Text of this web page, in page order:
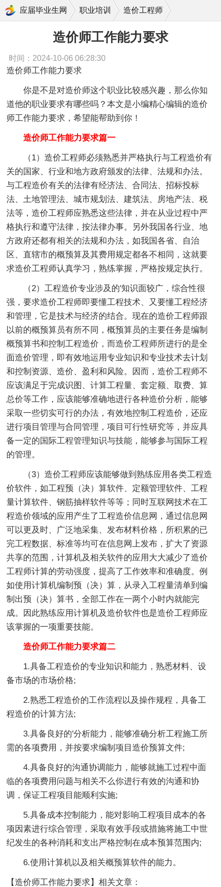
应届毕业生网 职业培训 造价工程师
造价师工作能力要求
时间：2024-10-06 06:28:30
造价师工作能力要求
你是不是对造价师这个职业比较感兴趣，那么你知
道他的职业要求有哪些吗？本文是小编精心编辑的造价
师工作能力要求，希望能帮助到你！
造价师工作能力要求篇一
（1）造价工程师必须熟悉并严格执行与工程造价有
关的国家、行业和地方政府颁发的法律、法规和办法。
与工程造价有关的法律有经济法、合同法、招标投标
法、土地管理法、城市规划法、建筑法、房地产法、税
法等，造价工程师应熟悉这些法律，并在从业过程中严
格执行和遵守法律，按法律办事。另外我国各行业、地
方政府还都有相关的法规和办法，如我国各省、自治
区、直辖市的概预算及其费用规定都各不相同，这就要
求造价工程师认真学习，熟练掌握，严格按规定执行。
（2）工程造价专业涉及的'知识面较广，综合性很
强，要求造价工程师即要懂工程技术、又要懂工程经济
和管理，它是技术与经济的结合。现在的造价工程师跟
以前的概预算员有所不同，概预算员的主要任务是编制
概预算书和控制工程造价，而造价工程师所进行的是全
面造价管理，即有效地运用专业知识和专业技术去计划
和控制资源、造价、盈利和风险。因而，造价工程师不
应该满足于完成识图、计算工程量、套定额、取费、算
总价等工作，应该能够准确地进行各种造价分析，能够
采取一些切实可行的办法，有效地控制工程造价，还应
进行项目管理与合同管理，项目可行性研究等，并应具
备一定的国际工程管理知识与技能，能够参与国际工程
的管理。
（3）造价工程师应该能够做到熟练应用各类工程造
价软件，如工程预（决）算软件、定额管理软件、工程
量计算软件、钢筋抽样软件等等；同时互联网技术在工
程造价领域的应用产生了工程造价信息网，通过信息网
可以更及时、广泛地采集、发布材料价格，所积累的已
完工程数据、标准等均可在信息网上发布，扩大了资源
共享的范围，计算机及相关软件的应用大大减少了造价
工程师计算的劳动强度，提高了工作效率和准确度。例
如使用计算机编制预（决）算，从录入工程量清单到编
制出预（决）算书，全部工作在一两个小时内就能完
成。因此熟练应用计算机及造价软件也是造价工程师应
该掌握的一项重要技能。
造价师工作能力要求篇二
1.具备工程造价的专业知识和能力，熟悉材料、设
备市场的市场价格;
2.熟悉工程造价的工作流程以及操作规程，具备工
程造价的计算方法;
3.具备良好的'分析能力，能够准确分析工程施工所
需的各项费用，并按要求编制项目造价预算文件;
4.具备良好的沟通协调能力，能够就施工过程中面
临的各项费用问题与相关不么你进行有效的沟通和协
调，保证工程项目能顺利实施;
5.具备成本控制能力，能对影响工程项目成本的各
项因素进行综合管理，采取有效手段或措施将施工中世
纪发生的各种消耗和支出严格控制在成本预算范围内;
6.使用计算机以及相关概预算软件的能力。
【造价师工作能力要求】相关文章：